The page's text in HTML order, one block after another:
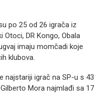
po 25 od 26 igrača iz
DR Kongo, Obala
imaju momčadi koje
klubova.
najstariji igrač na SP-u s 43
Mora najmlađi sa 17